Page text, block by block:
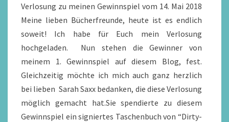
Verlosung zu meinen Gewinnspiel vom 14. Mai 2018
Meine lieben Bücherfreunde, heute ist es endlich
soweit! Ich habe für Euch mein Verlosung
hochgeladen. Nun stehen die Gewinner von
meinem 1. Gewinnspiel auf diesem Blog, fest.
Gleichzeitig möchte ich mich auch ganz herzlich
bei lieben Sarah Saxx bedanken, die diese Verlosung
möglich gemacht hat.Sie spendierte zu diesem
Gewinnspiel ein signiertes Taschenbuch von “Dirty-